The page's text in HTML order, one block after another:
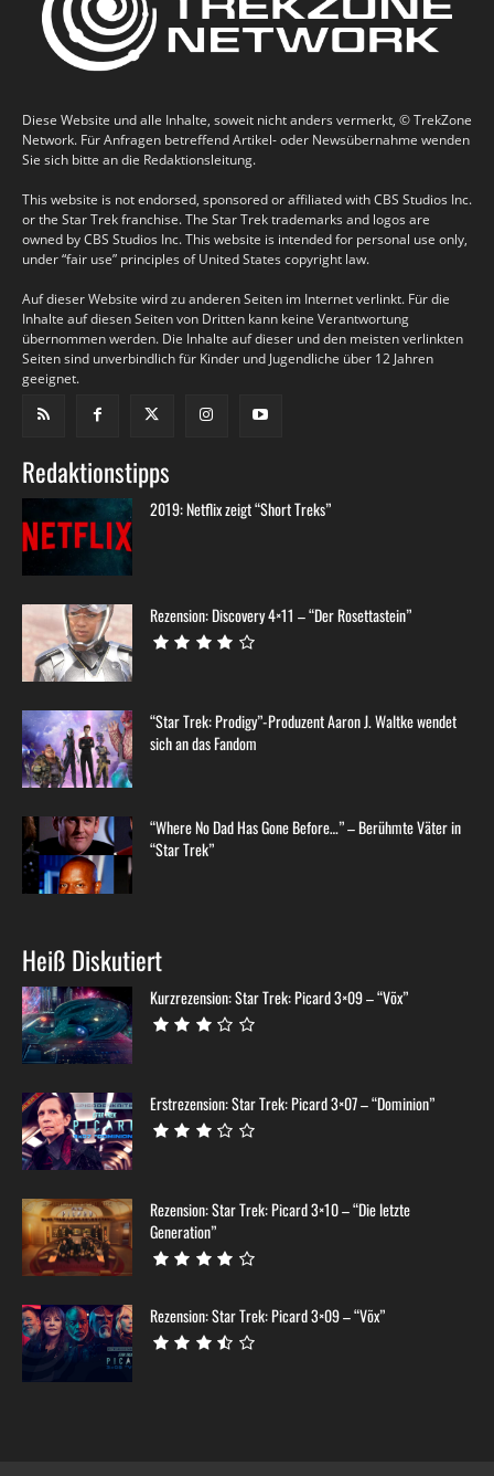
Diese Website und alle Inhalte, soweit nicht anders vermerkt, © TrekZone
Network. Für Anfragen betreffend Artikel- oder Newsübernahme wenden
Sie sich bitte an die Redaktionsleitung.
This website is not endorsed, sponsored or affiliated with CBS Studios Inc.
or the Star Trek franchise. The Star Trek trademarks and logos are
owned by CBS Studios Inc. This website is intended for personal use only,
under “fair use” principles of United States copyright law.
Auf dieser Website wird zu anderen Seiten im Internet verlinkt. Für die
Inhalte auf diesen Seiten von Dritten kann keine Verantwortung
übernommen werden. Die Inhalte auf dieser und den meisten verlinkten
Seiten sind unverbindlich für Kinder und Jugendliche über 12 Jahren
geeignet.
Redaktionstipps
2019: Netflix zeigt “Short Treks”
Rezension: Discovery 4×11 – “Der Rosettastein”
“Star Trek: Prodigy”-Produzent Aaron J. Waltke wendet
sich an das Fandom
“Where No Dad Has Gone Before…” – Berühmte Väter in
“Star Trek”
Heiß Diskutiert
Kurzrezension: Star Trek: Picard 3×09 – “Võx”
Erstrezension: Star Trek: Picard 3×07 – “Dominion”
Rezension: Star Trek: Picard 3×10 – “Die letzte
Generation”
Rezension: Star Trek: Picard 3×09 – “Võx”